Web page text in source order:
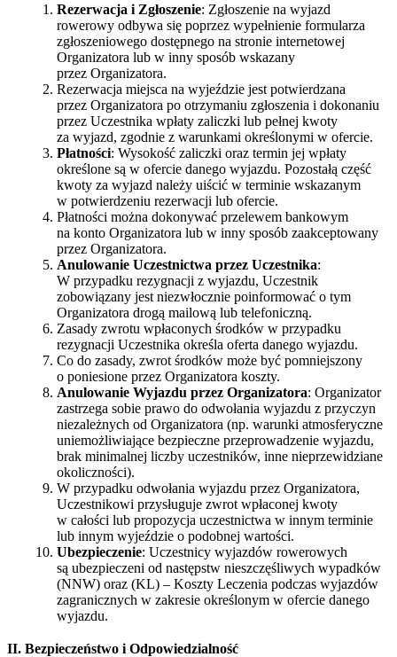
Rezerwacja i Zgłoszenie: Zgłoszenie na wyjazd
rowerowy odbywa się poprzez wypełnienie formularza
zgłoszeniowego dostępnego na stronie internetowej
Organizatora lub w inny sposób wskazany
przez Organizatora.
Rezerwacja miejsca na wyjeździe jest potwierdzana
przez Organizatora po otrzymaniu zgłoszenia i dokonaniu
przez Uczestnika wpłaty zaliczki lub pełnej kwoty
za wyjazd, zgodnie z warunkami określonymi w ofercie.
Płatności: Wysokość zaliczki oraz termin jej wpłaty
określone są w ofercie danego wyjazdu. Pozostałą część
kwoty za wyjazd należy uiścić w terminie wskazanym
w potwierdzeniu rezerwacji lub ofercie.
Płatności można dokonywać przelewem bankowym
na konto Organizatora lub w inny sposób zaakceptowany
przez Organizatora.
Anulowanie Uczestnictwa przez Uczestnika:
W przypadku rezygnacji z wyjazdu, Uczestnik
zobowiązany jest niezwłocznie poinformować o tym
Organizatora drogą mailową lub telefoniczną.
Zasady zwrotu wpłaconych środków w przypadku
rezygnacji Uczestnika określa oferta danego wyjazdu.
Co do zasady, zwrot środków może być pomniejszony
o poniesione przez Organizatora koszty.
Anulowanie Wyjazdu przez Organizatora: Organizator
zastrzega sobie prawo do odwołania wyjazdu z przyczyn
niezależnych od Organizatora (np. warunki atmosferyczne
uniemożliwiające bezpieczne przeprowadzenie wyjazdu,
brak minimalnej liczby uczestników, inne nieprzewidziane
okoliczności).
W przypadku odwołania wyjazdu przez Organizatora,
Uczestnikowi przysługuje zwrot wpłaconej kwoty
w całości lub propozycja uczestnictwa w innym terminie
lub innym wyjeździe o podobnej wartości.
Ubezpieczenie: Uczestnicy wyjazdów rowerowych
są ubezpieczeni od następstw nieszczęśliwych wypadków
(NNW) oraz (KL) – Koszty Leczenia podczas wyjazdów
zagranicznych w zakresie określonym w ofercie danego
wyjazdu.
II. Bezpieczeństwo i Odpowiedzialność